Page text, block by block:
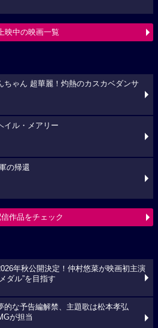
映中の映画一覧
ちゃん 超華麗！灼熱のカスカベダンサ
イル・メアリー
の帰還
作品をチェック
年秋公開決定！仲村悠菜が映画初主演
ダル”を目指す
的な予告編解禁、主題歌は松本孝弘
が担当